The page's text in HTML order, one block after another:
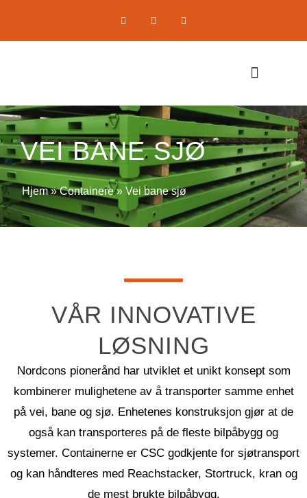
VEI BANE SJØ
Hjem»Containere» Vei bane sjø
VÅR INNOVATIVE
LØSNING
Nordcons pionerånd har utviklet et unikt konsept som
kombinerer mulighetene av å transporter samme enhet
på vei, bane og sjø. Enhetenes konstruksjon gjør at de
også kan transporteres på de fleste bilpåbygg og
systemer. Containerne er CSC godkjente for sjøtransport
og kan håndteres med Reachstacker, Stortruck, kran og
de mest brukte bilpåbygg.